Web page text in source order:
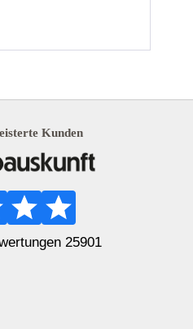
Kunden
25901